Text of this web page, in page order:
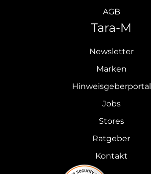
AGB
Tara-M
Newsletter
Marken
Hinweisgeberportal
Jobs
Stores
Ratgeber
Kontakt